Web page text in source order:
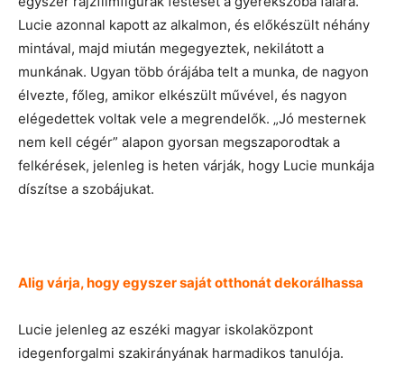
Lucie azonnal kapott az alkalmon, és előkészült néhány
mintával, majd miután megegyeztek, nekilátott a
munkának. Ugyan több órájába telt a munka, de nagyon
élvezte, főleg, amikor elkészült művével, és nagyon
elégedettek voltak vele a megrendelők. „Jó mesternek
nem kell cégér” alapon gyorsan megszaporodtak a
felkérések, jelenleg is heten várják, hogy Lucie munkája
díszítse a szobájukat.
Alig várja, hogy egyszer saját otthonát dekorálhassa
Lucie jelenleg az eszéki magyar iskolaközpont
idegenforgalmi szakirányának harmadikos tanulója.